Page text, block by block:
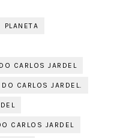
PLANETA
CARLOS JARDEL
CARLOS JARDEL.
CARLOS JARDEL